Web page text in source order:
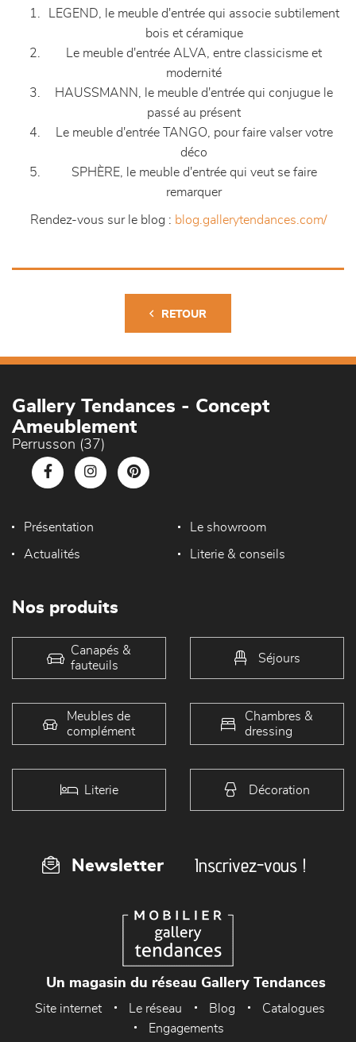
LEGEND, le meuble d'entrée qui associe subtilement
bois et céramique
Le meuble d'entrée ALVA, entre classicisme et
modernité
HAUSSMANN, le meuble d'entrée qui conjugue le
passé au présent
Le meuble d'entrée TANGO, pour faire valser votre
déco
SPHÈRE, le meuble d'entrée qui veut se faire
remarquer
Rendez-vous sur le blog : blog.gallerytendances.com/
RETOUR
Gallery Tendances - Concept
Ameublement
Perrusson (37)
Présentation Le showroom
Actualités Literie & conseils
Nos produits
Canapés &
fauteuils
Séjours
Meubles de
complément
Chambres &
dressing
Literie Décoration
Newsletter Inscrivez-vous !
Un magasin du réseau Gallery Tendances
Site internet Le réseau Blog
Catalogues
Engagements